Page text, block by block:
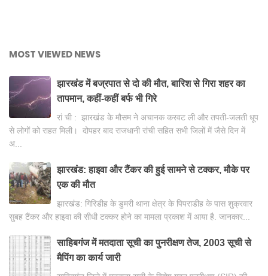
MOST VIEWED NEWS
झारखंड में बज्रपात से दो की मौत, बारिश से गिरा शहर का
तापमान, कहीं-कहीं बर्फ भी गिरे
रां ची : झारखंड के मौसम ने अचानक करवट ली और तपती-जलती धूप
से लोगों को राहत मिली। दोपहर बाद राजधानी रांची सहित सभी जिलों में जैसे दिन में
अ...
झारखंड: हाइवा और टैंकर की हुई सामने से टक्कर, मौके पर
एक की मौत
झारखंड: गिरिडीह के डुमरी थाना क्षेत्र के पिपराडीह के पास शुक्रवार
सुबह टैंकर और हाइवा की सीधी टक्कर होने का मामला प्रकाश में आया है. जानकार...
साहिबगंज में मतदाता सूची का पुनरीक्षण तेज, 2003 सूची से
मैपिंग का कार्य जारी